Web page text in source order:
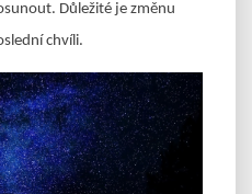
Důležité je změnu
chvíli.